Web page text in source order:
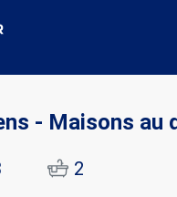
- Maisons au
2